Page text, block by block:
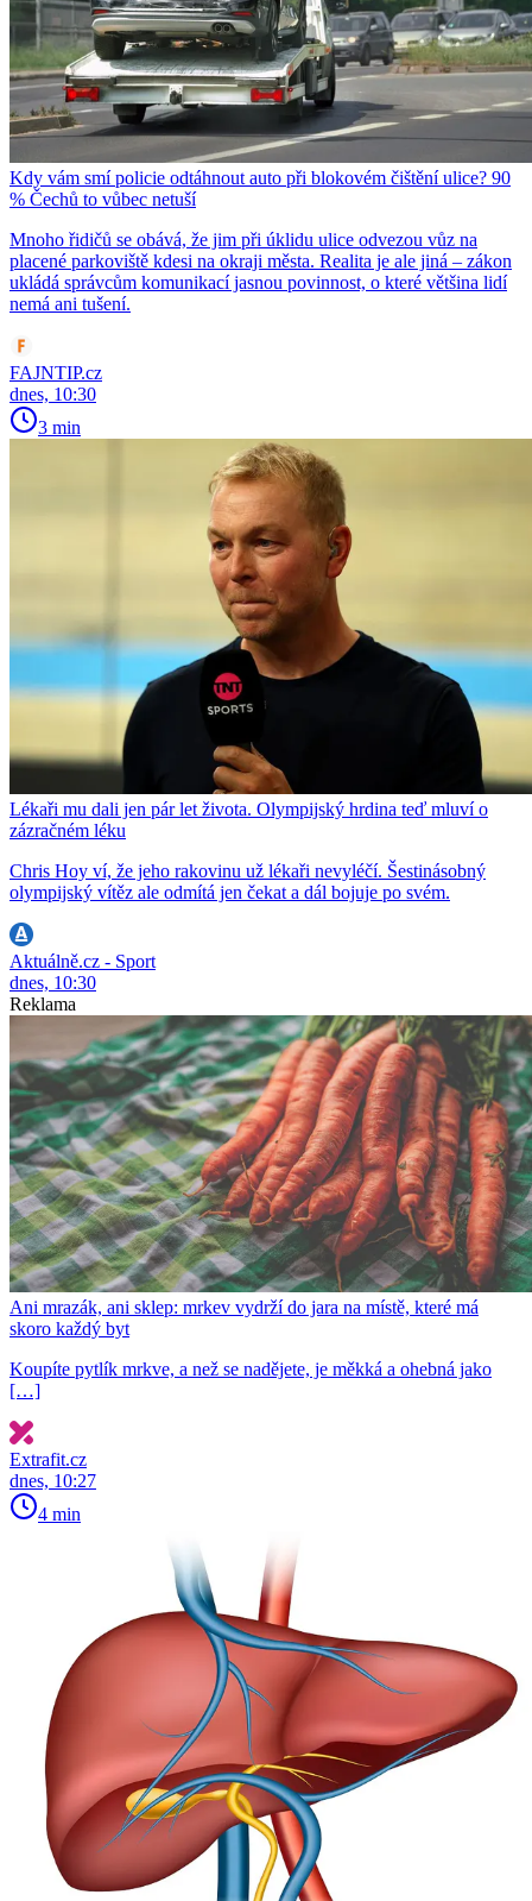
Kdy vám smí policie odtáhnout auto při blokovém čištění ulice? 90
% Čechů to vůbec netuší
Mnoho řidičů se obává, že jim při úklidu ulice odvezou vůz na
placené parkoviště kdesi na okraji města. Realita je ale jiná – zákon
ukládá správcům komunikací jasnou povinnost, o které většina lidí
nemá ani tušení.
FAJNTIP.cz
dnes, 10:30
3 min
Lékaři mu dali jen pár let života. Olympijský hrdina teď mluví o
zázračném léku
Chris Hoy ví, že jeho rakovinu už lékaři nevyléčí. Šestinásobný
olympijský vítěz ale odmítá jen čekat a dál bojuje po svém.
Aktuálně.cz - Sport
dnes, 10:30
Reklama
Ani mrazák, ani sklep: mrkev vydrží do jara na místě, které má
skoro každý byt
Koupíte pytlík mrkve, a než se nadějete, je měkká a ohebná jako
[…]
Extrafit.cz
dnes, 10:27
4 min